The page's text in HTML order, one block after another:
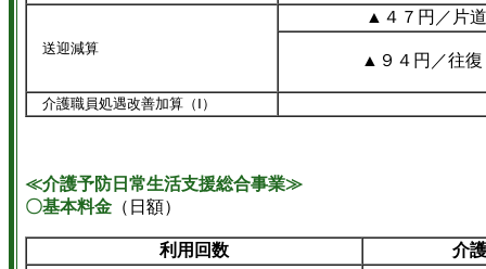
送迎減算
▲４７円／片道
▲９４円／往復
介護職員処遇改善加算（Ⅰ）
≪介護予防日常生活支援総合事業≫
〇基本料金 （日額）
利用回数 介